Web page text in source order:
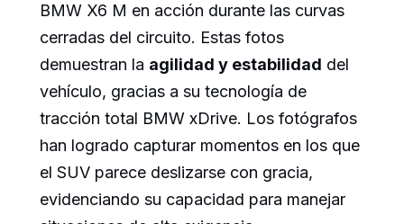
BMW X6 M en acción durante las curvas
cerradas del circuito. Estas fotos
demuestran la agilidad y estabilidad del
vehículo, gracias a su tecnología de
tracción total BMW xDrive. Los fotógrafos
han logrado capturar momentos en los que
el SUV parece deslizarse con gracia,
evidenciando su capacidad para manejar